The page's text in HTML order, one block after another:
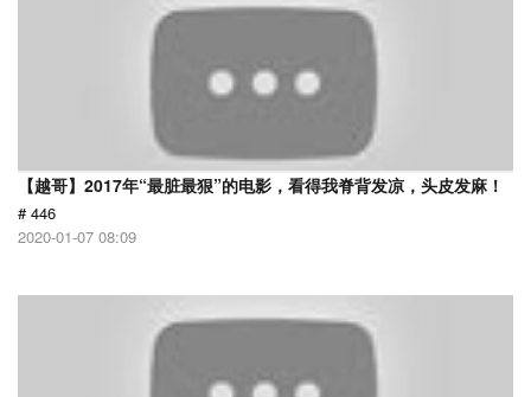
【越哥】2017年“最脏最狠”的电影，看得我脊背发凉，头皮发麻！
# 446
2020-01-07 08:09